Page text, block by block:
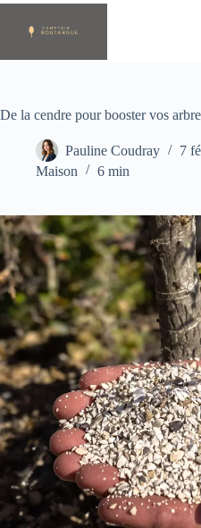
Passer
contenu
De la cendre pour booster vos
Pauline Coudray
7
Maison
6 min